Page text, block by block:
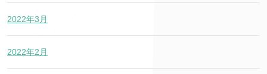
2022年3月
2022年2月